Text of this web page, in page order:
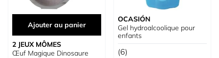
Ajouter au panier
2 JEUX MÔMES
Œuf Magique Dinosaure
OCASIÓN
Gel hydroalcoolique pour
enfants
(6)